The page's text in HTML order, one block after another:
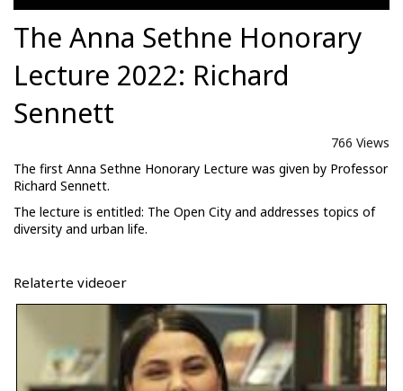
The Anna Sethne Honorary
Lecture 2022: Richard
Sennett
766 Views
The first Anna Sethne Honorary Lecture was given by Professor
Richard Sennett.
The lecture is entitled: The Open City and addresses topics of
diversity and urban life.
Relaterte videoer